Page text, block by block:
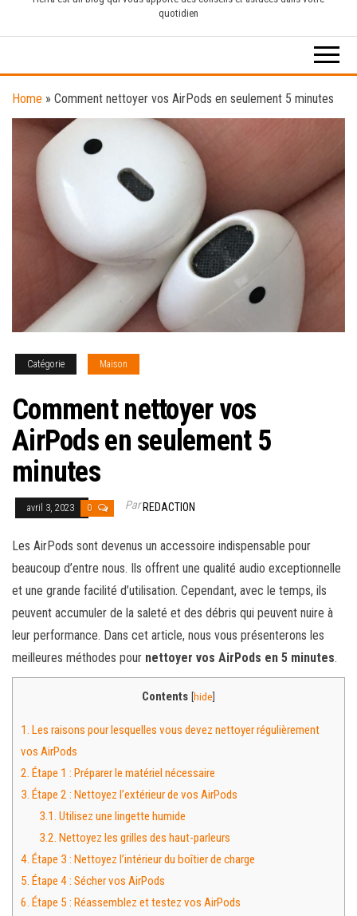
quotidien
Home » Comment nettoyer vos AirPods en seulement 5 minutes
Catégorie Maison
Comment nettoyer vos
AirPods en seulement 5
minutes
avril 3, 2023 0 ParREDACTION
Les AirPods sont devenus un accessoire indispensable pour
beaucoup d’entre nous. Ils offrent une qualité audio exceptionnelle
et une grande facilité d’utilisation. Cependant, avec le temps, ils
peuvent accumuler de la saleté et des débris qui peuvent nuire à
leur performance. Dans cet article, nous vous présenterons les
meilleures méthodes pour nettoyer vos AirPods en 5 minutes.
Contents [hide]
1. Les raisons pour lesquelles vous devez nettoyer régulièrement
vos AirPods
2. Étape 1 : Préparer le matériel nécessaire
3. Étape 2 : Nettoyez l’extérieur de vos AirPods
3.1. Utilisez une lingette humide
3.2. Nettoyez les grilles des haut-parleurs
4. Étape 3 : Nettoyez l’intérieur du boîtier de charge
5. Étape 4 : Sécher vos AirPods
6. Étape 5 : Réassemblez et testez vos AirPods